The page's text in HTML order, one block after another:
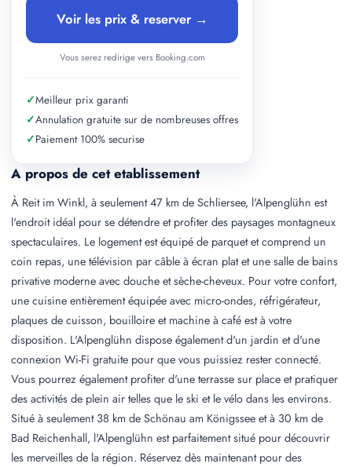
A propos de cet etablissement
À Reit im Winkl, à seulement 47 km de Schliersee, l'Alpenglühn est
l'endroit idéal pour se détendre et profiter des paysages montagneux
spectaculaires. Le logement est équipé de parquet et comprend un
coin repas, une télévision par câble à écran plat et une salle de bains
privative moderne avec douche et sèche-cheveux. Pour votre confort,
une cuisine entièrement équipée avec micro-ondes, réfrigérateur,
plaques de cuisson, bouilloire et machine à café est à votre
disposition. L'Alpenglühn dispose également d'un jardin et d'une
connexion Wi-Fi gratuite pour que vous puissiez rester connecté.
Vous pourrez également profiter d'une terrasse sur place et pratiquer
des activités de plein air telles que le ski et le vélo dans les environs.
Situé à seulement 38 km de Schönau am Königssee et à 30 km de
Bad Reichenhall, l'Alpenglühn est parfaitement situé pour découvrir
les merveilles de la région. Réservez dès maintenant pour des
Voir les prix & reserver →
Vous serez redirige vers Booking.com
✓Meilleur prix garanti
✓Annulation gratuite sur de nombreuses offres
✓Paiement 100% securise